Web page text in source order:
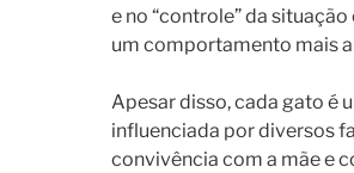
e no “controle” da
um comportamento mais
Apesar disso, cada gato é
influenciada por diversos
convivência com a mãe e